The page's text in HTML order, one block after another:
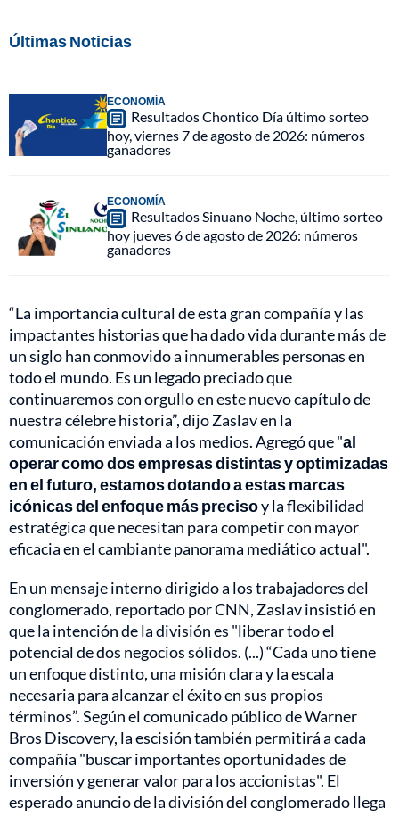
Últimas Noticias
ECONOMÍA
Resultados Chontico Día último sorteo
hoy, viernes 7 de agosto de 2026: números
ganadores
ECONOMÍA
Resultados Sinuano Noche, último sorteo
hoy jueves 6 de agosto de 2026: números
ganadores
“La importancia cultural de esta gran compañía y las
impactantes historias que ha dado vida durante más de
un siglo han conmovido a innumerables personas en
todo el mundo. Es un legado preciado que
continuaremos con orgullo en este nuevo capítulo de
nuestra célebre historia”, dijo Zaslav en la
comunicación enviada a los medios. Agregó que "al
operar como dos empresas distintas y optimizadas
en el futuro, estamos dotando a estas marcas
icónicas del enfoque más precisoy la flexibilidad
estratégica que necesitan para competir con mayor
eficacia en el cambiante panorama mediático actual".
En un mensaje interno dirigido a los trabajadores del
conglomerado, reportado por CNN, Zaslav insistió en
que la intención de la división es "liberar todo el
potencial de dos negocios sólidos. (...) “Cada uno tiene
un enfoque distinto, una misión clara y la escala
necesaria para alcanzar el éxito en sus propios
términos”. Según el comunicado público de Warner
Bros Discovery, la escisión también permitirá a cada
compañía "buscar importantes oportunidades de
inversión y generar valor para los accionistas". El
esperado anuncio de la división del conglomerado llega